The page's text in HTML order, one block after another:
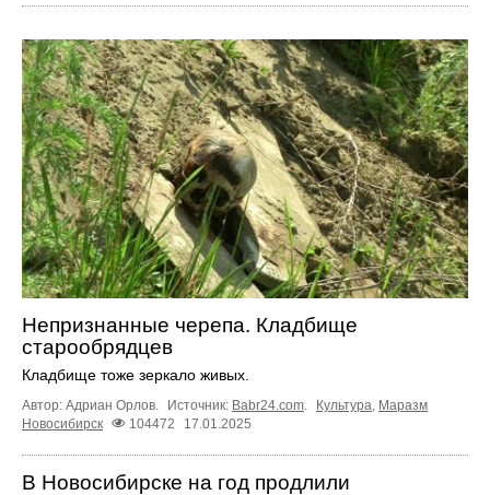
Непризнанные черепа. Кладбище
старообрядцев
Кладбище тоже зеркало живых.
Автор: Адриан Орлов. Источник: Babr24.com Культура Маразм
Новосибирск
104472 17.01.2025
В Новосибирске на год продлили